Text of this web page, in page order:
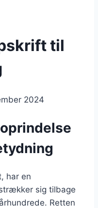
til
2024
har en
sig tilbage
Retten